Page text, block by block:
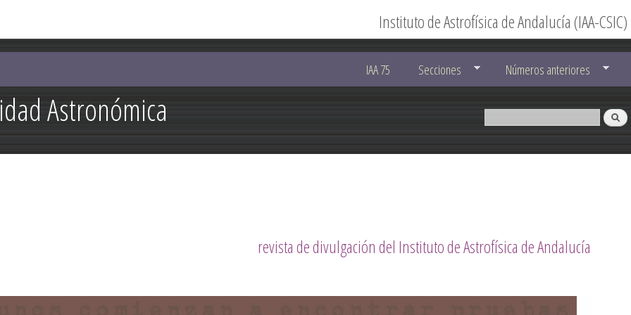
contenido
principal
Astronómica
Instituto de Astrofísica de Andalucía (IAA-CSIC)
IAA 75 Secciones Números anteriores
revista de divulgación del Instituto de Astrofísica de Andalucía